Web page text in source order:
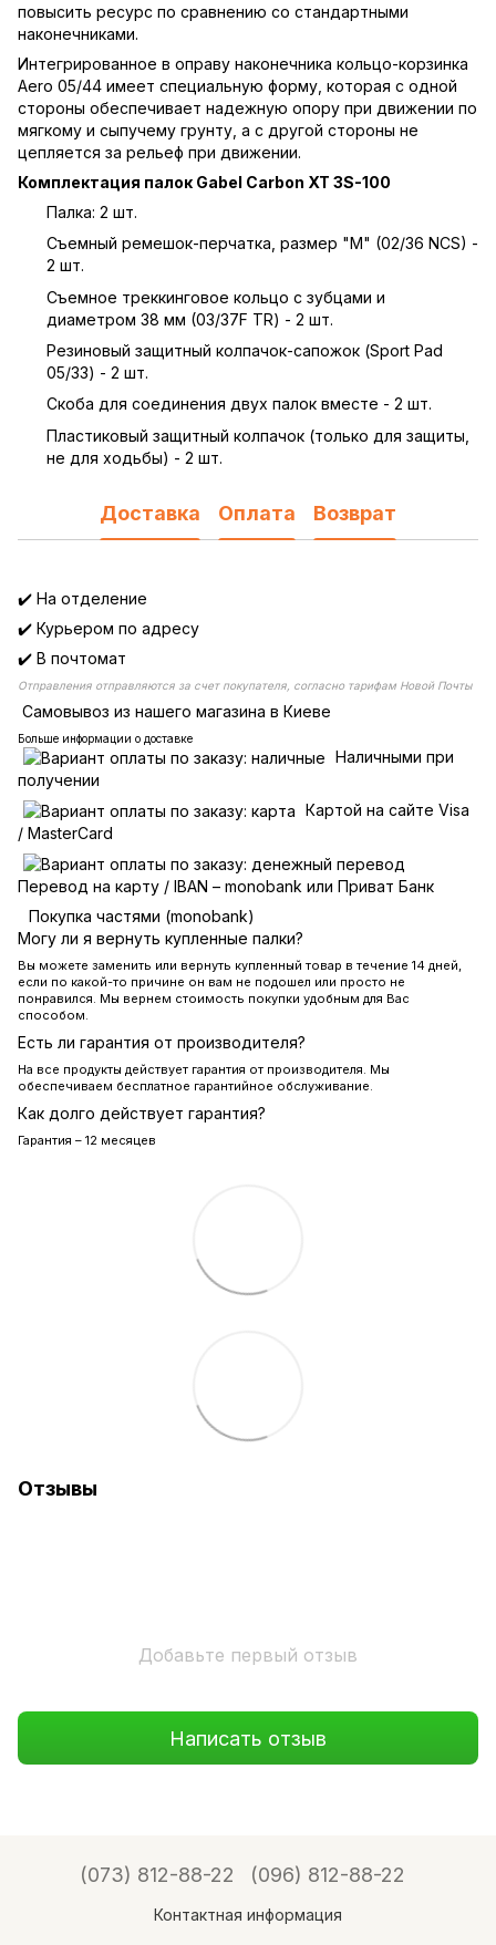
повысить ресурс по сравнению со стандартными
наконечниками.
Интегрированное в оправу наконечника кольцо-корзинка
Aero 05/44 имеет специальную форму, которая с одной
стороны обеспечивает надежную опору при движении по
мягкому и сыпучему грунту, а с другой стороны не
цепляется за рельеф при движении.
Комплектация палок Gabel Carbon XT 3S-100
Палка: 2 шт.
Съемный ремешок-перчатка, размер "M" (02/36 NCS) -
2 шт.
Съемное треккинговое кольцо с зубцами и
диаметром 38 мм (03/37F TR) - 2 шт.
Резиновый защитный колпачок-сапожок (Sport Pad
05/33) - 2 шт.
Скоба для соединения двух палок вместе - 2 шт.
Пластиковый защитный колпачок (только для защиты,
не для ходьбы) - 2 шт.
Доставка Оплата Возврат
✔️ На отделение
✔️ Курьером по адресу
✔️ В почтомат
Отправления отправляются за счет покупателя, согласно тарифам Новой Почты
Самовывоз из нашего магазина в Киеве
Больше информации о доставке
Наличными при
получении
Картой на сайте Visa
/ MasterCard
Перевод на карту / IBAN – monobank или Приват Банк
Покупка частями (monobank)
Могу ли я вернуть купленные палки?
Вы можете заменить или вернуть купленный товар в течение 14 дней,
если по какой-то причине он вам не подошел или просто не
понравился. Мы вернем стоимость покупки удобным для Вас
способом.
Есть ли гарантия от производителя?
На все продукты действует гарантия от производителя. Мы
обеспечиваем бесплатное гарантийное обслуживание.
Как долго действует гарантия?
Гарантия – 12 месяцев
Отзывы
Добавьте первый отзыв
Написать отзыв
(073) 812-88-22 (096) 812-88-22
Контактная информация